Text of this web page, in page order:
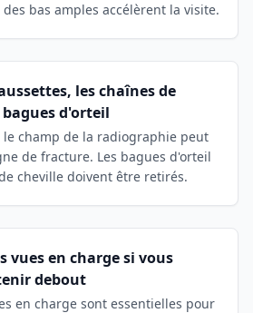
bas amples accélèrent la visite.
les chaînes de
d'orteil
le champ de la radiographie peut
de fracture. Les bagues d'orteil
cheville doivent être retirés.
vues en charge si vous
debout
en charge sont essentielles pour